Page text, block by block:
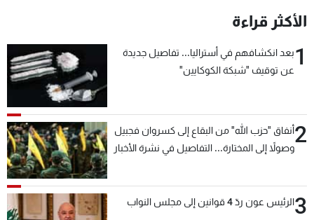
الأكثر قراءة
1بعد انكشافهم في أستراليا... تفاصيل جديدة
عن توقيف "شبكة الكوكايين"
2أنفاق "حزب الله" من البقاع إلى كسروان فجبيل
وصولاً إلى المختارة... التفاصيل في نشرة الأخبار
3الرئيس عون ردّ 4 قوانين إلى مجلس النواب